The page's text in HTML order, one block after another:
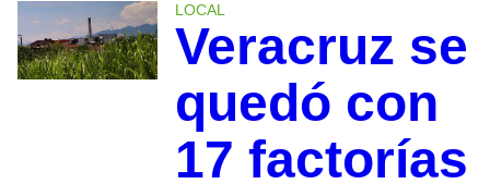
LOCAL
Veracruz se
quedó con
17 factorías